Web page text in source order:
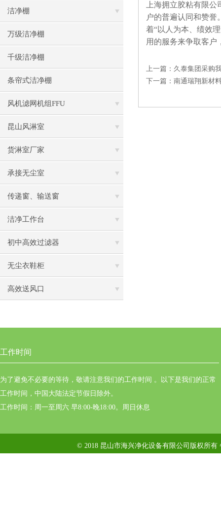
洁净棚
万级洁净棚
千级洁净棚
条帘式洁净棚
风机滤网机组FFU
昆山风淋室
货淋室厂家
承接无尘室
传递窗、输送窗
洁净工作台
初中高效过滤器
无尘衣鞋柜
高效送风口
上海拥立胶粘有限
户的普遍认同和赞誉
着“以人为本、绩效
用的服务来争取客户
上一篇： 久泰集团采购
下一篇： 南通瑞翔新材
工作时间
为了避免不必要的等待，敬请注意我们的工作时间 。以下是我们的正常
工作时间，中国大陆法定节假日除外。
工作时间：周一至周六 早8:00-晚18:00。周日休息
© 2018 昆山市海兴净化设备有限公司版权所有